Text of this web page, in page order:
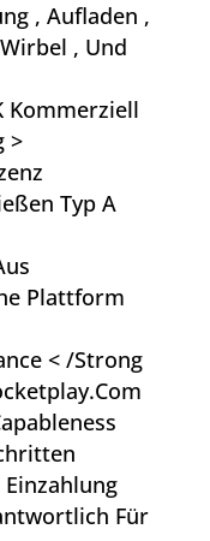
, Aufladen ,
, Und
Kommerziell
>
Typ A
Plattform
< /Strong
Für